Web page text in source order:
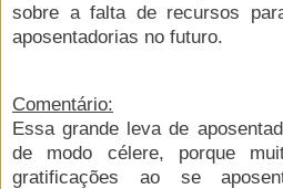
sobre a falta de recursos
aposentadorias no futuro.
Comentário:
Essa grande leva de
de modo célere, porque
gratificações ao se